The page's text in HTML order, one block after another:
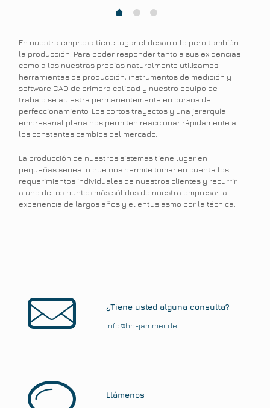
0 1 2
En nuestra empresa tiene lugar el desarrollo pero también
la producción. Para poder responder tanto a sus exigencias
como a las nuestras propias naturalmente utilizamos
herramientas de producción, instrumentos de medición y
software CAD de primera calidad y nuestro equipo de
trabajo se adiestra permanentemente en cursos de
perfeccionamiento. Los cortos trayectos y una jerarquía
empresarial plana nos permiten reaccionar rápidamente a
los constantes cambios del mercado.
La producción de nuestros sistemas tiene lugar en
pequeñas series lo que nos permite tomar en cuenta los
requerimientos individuales de nuestros clientes y recurrir
a uno de los puntos más sólidos de nuestra empresa: la
experiencia de largos años y el entusiasmo por la técnica.
¿Tiene usted alguna consulta?
info@hp-jammer.de
Llámenos